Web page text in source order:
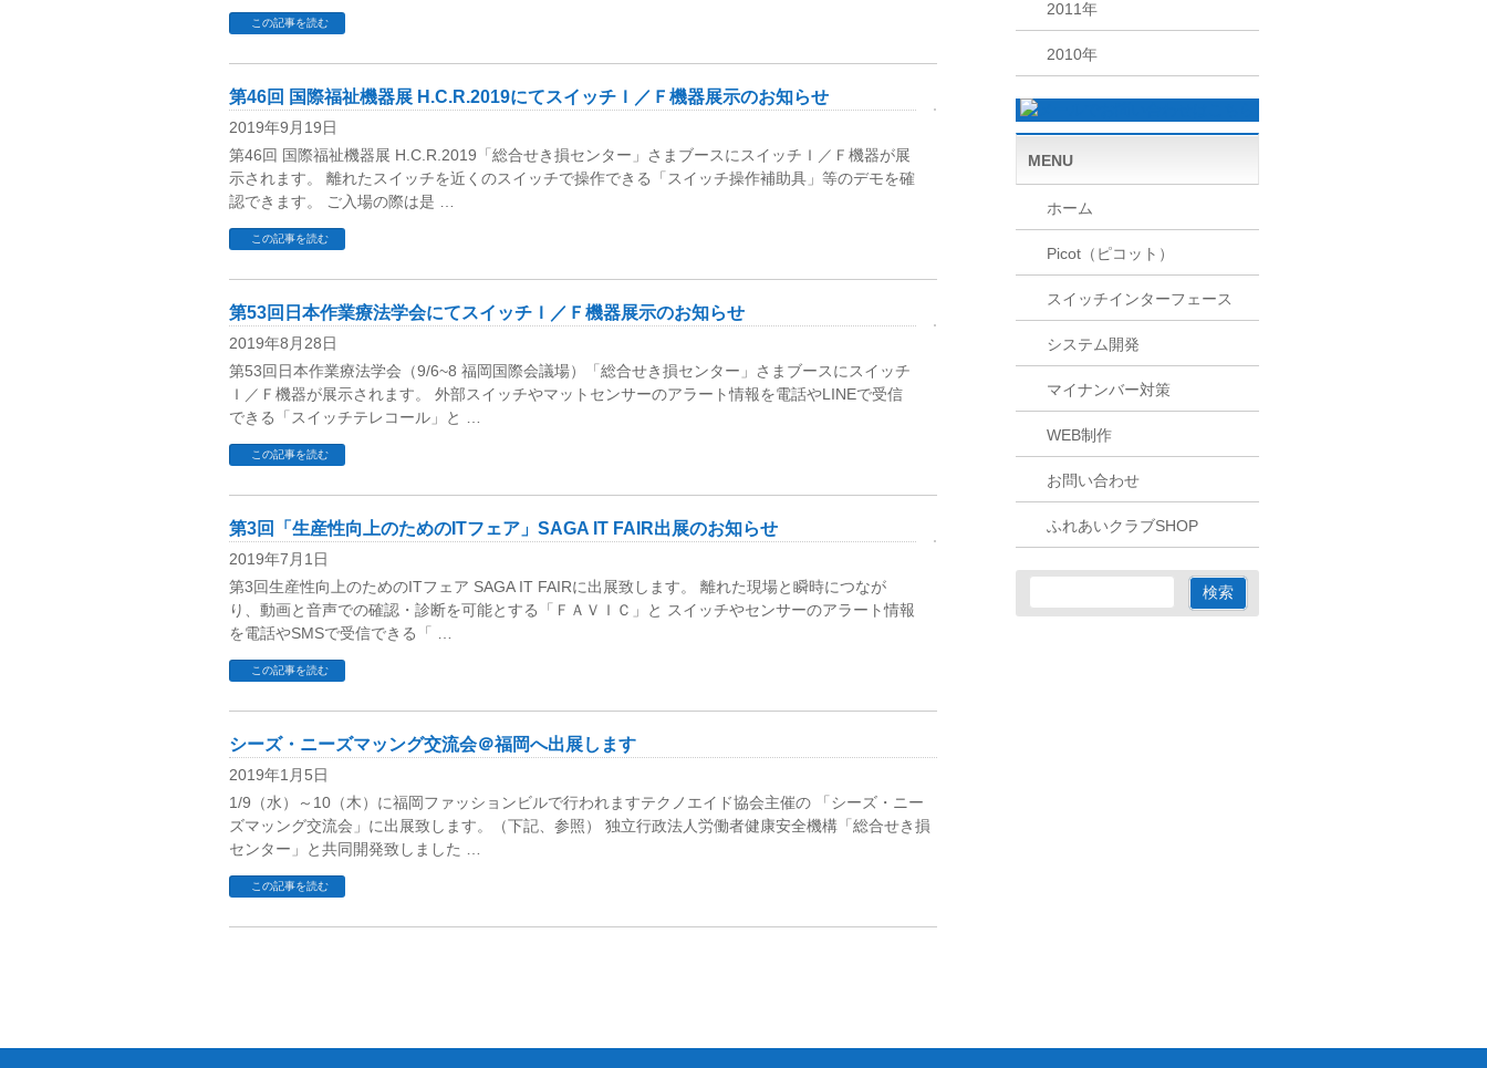
この記事を読む
第46回 国際福祉機器展 H.C.R.2019にてスイッチＩ／Ｆ機器展示のお知らせ
2019年9月19日
第46回 国際福祉機器展 H.C.R.2019「総合せき損センター」さまブースにスイッチＩ／Ｆ機器が展
示されます。 離れたスイッチを近くのスイッチで操作できる「スイッチ操作補助具」等のデモを確
認できます。 ご入場の際は是 …
この記事を読む
第53回日本作業療法学会にてスイッチＩ／Ｆ機器展示のお知らせ
2019年8月28日
第53回日本作業療法学会（9/6~8 福岡国際会議場）「総合せき損センター」さまブースにスイッチ
Ｉ／Ｆ機器が展示されます。 外部スイッチやマットセンサーのアラート情報を電話やLINEで受信
できる「スイッチテレコール」と …
この記事を読む
第3回「生産性向上のためのITフェア」SAGA IT FAIR出展のお知らせ
2019年7月1日
第3回生産性向上のためのITフェア SAGA IT FAIRに出展致します。 離れた現場と瞬時につなが
り、動画と音声での確認・診断を可能とする「ＦＡＶＩＣ」と スイッチやセンサーのアラート情報
を電話やSMSで受信できる「 …
この記事を読む
シーズ・ニーズマッング交流会＠福岡へ出展します
2019年1月5日
1/9（水）～10（木）に福岡ファッションビルで行われますテクノエイド協会主催の 「シーズ・ニー
ズマッング交流会」に出展致します。（下記、参照） 独立行政法人労働者健康安全機構「総合せき損
センター」と共同開発致しました …
この記事を読む
2011年
2010年
MENU
ホーム
Picot（ピコット）
スイッチインターフェース
システム開発
マイナンバー対策
WEB制作
お問い合わせ
ふれあいクラブSHOP